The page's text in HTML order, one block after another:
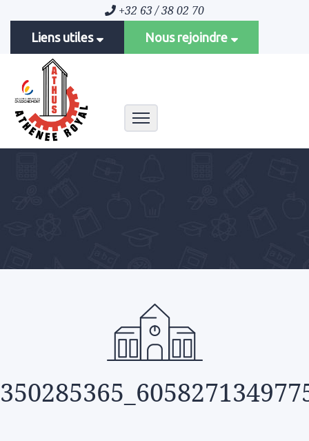
+32 63 / 38 02 70
Liens utiles Nous rejoindre
Toggle navigation